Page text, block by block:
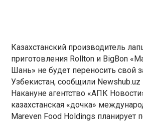
Казахстанский производитель
приготовления Rollton и BigBon
Шань» не будет переносить свой
Узбекистан, сообщили
Накануне агентство «АПК
казахстанская «дочка»
Mareven Food Holdings планирует